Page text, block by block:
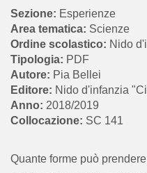
Esperienze
Scienze
Nido
PDF
Pia Bellei
Nido d'infanzia
2018/2019
SC 141
Quante forme può